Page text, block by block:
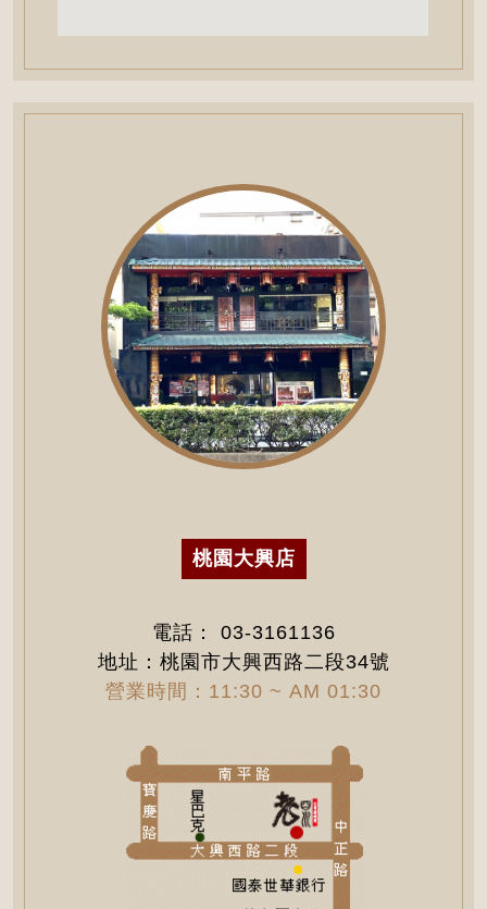
桃園大興店
電話： 03-3161136
地址：桃園市大興西路二段34號
營業時間：11:30 ~ AM 01:30